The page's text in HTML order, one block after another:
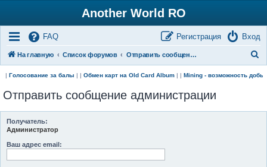
Another World RO
FAQ Вход
Регистрация
На главную Список форумов Отправить сообщение администрации
к
| Голосование за балы| | Обмен карт на Old Card Album| | Mining - возможность
Отправить сообщение администрации
Получатель:
Администратор
Ваш адрес email: